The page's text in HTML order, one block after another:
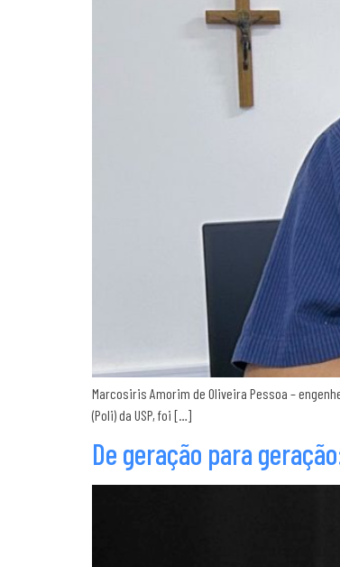
Marcosiris Amorim de Oliveira Pessoa –
(Poli) da USP, foi […]
De geração para